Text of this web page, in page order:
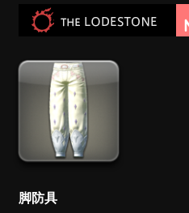
脚防具